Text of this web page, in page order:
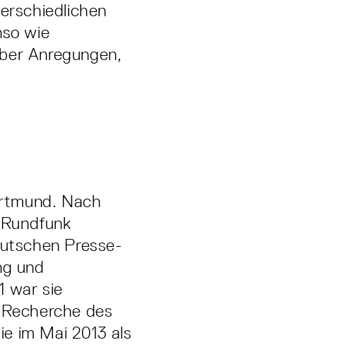
wie
Anregungen,
Nach
Presse-
und
war sie
des
im Mai 2013 als